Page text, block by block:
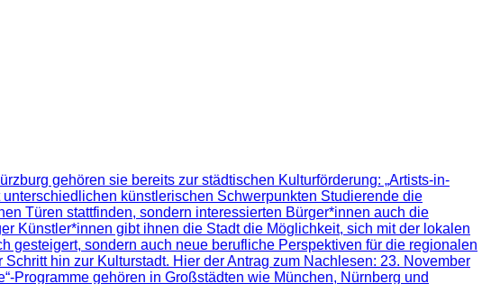
gehören sie bereits zur städtischen Kulturförderung: „Artists-in-
künstlerischen Schwerpunkten Studierende die
Türen stattfinden, sondern interessierten Bürger*innen auch die
Künstler*innen gibt ihnen die Stadt die Möglichkeit, sich mit der lokalen
gesteigert, sondern auch neue berufliche Perspektiven für die regionalen
hin zur Kulturstadt. Hier der Antrag zum Nachlesen: 23. November
Programme gehören in Großstädten wie München, Nürnberg und